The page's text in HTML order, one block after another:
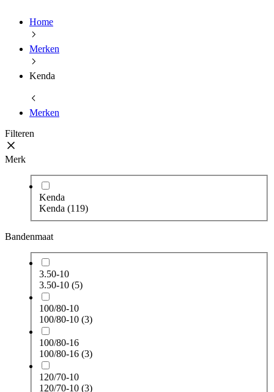
Home
Merken
Kenda
Merken
Filteren
Merk
Kenda
Kenda (119)
Bandenmaat
3.50-10
3.50-10 (5)
100/80-10
100/80-10 (3)
100/80-16
100/80-16 (3)
120/70-10
120/70-10 (3)